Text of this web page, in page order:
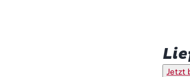
Jetzt